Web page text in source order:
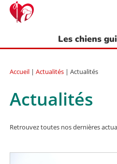
Aller
contenu
Les chiens
Accueil | Actualités | Actualités
Actualités
Retrouvez toutes nos dernières